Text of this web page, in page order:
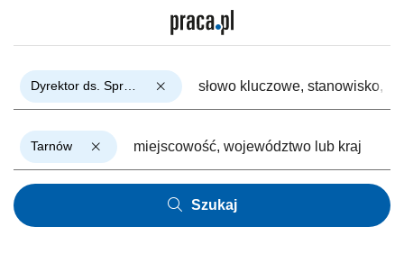
Tarnów
Szukaj